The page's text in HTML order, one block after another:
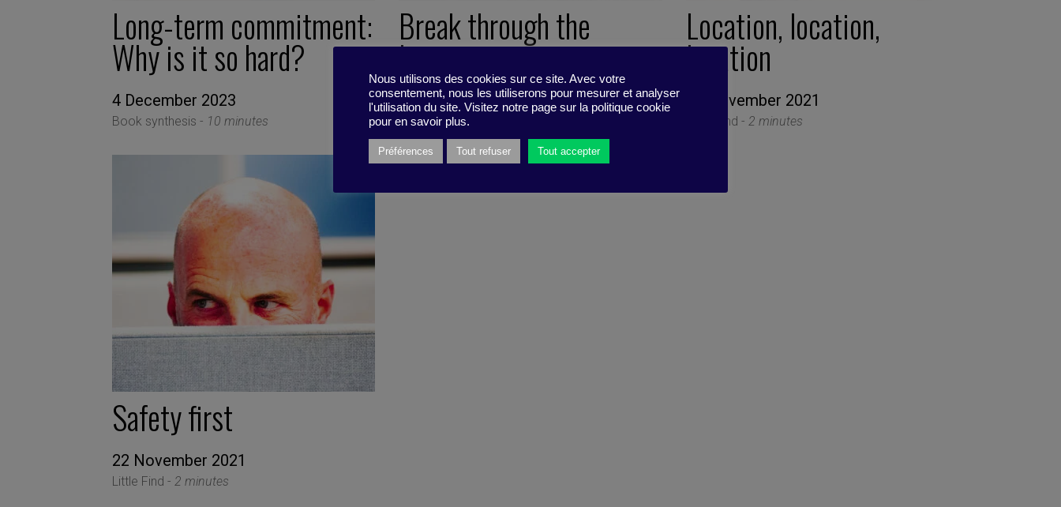
Long-term commitment:
Why is it so hard?
4 December 2023
Book synthesis - 10 minutes
Break through the
logjam
22 November 2021
Little Find -2 minutes
Location, location,
location
22 November 2021
Little Find - 2 minutes
Safety first
22 November 2021
Little Find - 2 minutes
Nous utilisons des cookies sur ce site. Avec votre
consentement, nous les utiliserons pour mesurer et analyser
l'utilisation du site. Visitez notre page sur la politique cookie
pour en savoir plus.
Préférences Tout refuser Tout accepter